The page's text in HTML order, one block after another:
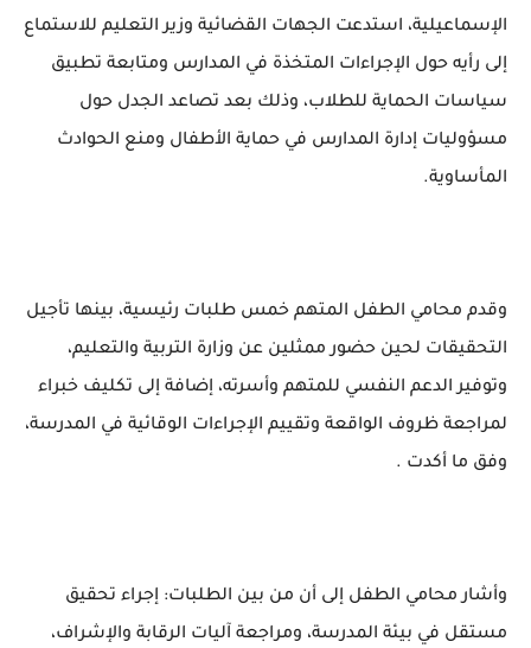
الإسماعيلية، استدعت الجهات القضائية وزير التعليم للاستماع
إلى رأيه حول الإجراءات المتخذة في المدارس ومتابعة تطبيق
سياسات الحماية للطلاب، وذلك بعد تصاعد الجدل حول
مسؤوليات إدارة المدارس في حماية الأطفال ومنع الحوادث
المأساوية.
وقدم محامي الطفل المتهم خمس طلبات رئيسية، بينها تأجيل
التحقيقات لحين حضور ممثلين عن وزارة التربية والتعليم،
وتوفير الدعم النفسي للمتهم وأسرته، إضافة إلى تكليف خبراء
لمراجعة ظروف الواقعة وتقييم الإجراءات الوقائية في المدرسة،
وفق ما أكدت .
وأشار محامي الطفل إلى أن من بين الطلبات: إجراء تحقيق
مستقل في بيئة المدرسة، ومراجعة آليات الرقابة والإشراف،